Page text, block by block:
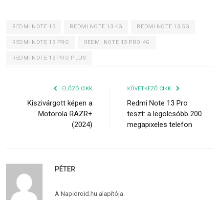
REDMI NOTE 13 REDMI NOTE 13 4G REDMI NOTE 13 5G
REDMI NOTE 13 PRO REDMI NOTE 13 PRO 4G
REDMI NOTE 13 PRO PLUS
ELŐZŐ CIKK
Kiszivárgott képen a
Motorola RAZR+
(2024)
KÖVETKEZŐ CIKK
Redmi Note 13 Pro
teszt: a legolcsóbb 200
megapixeles telefon
PÉTER
A Napidroid.hu alapítója.